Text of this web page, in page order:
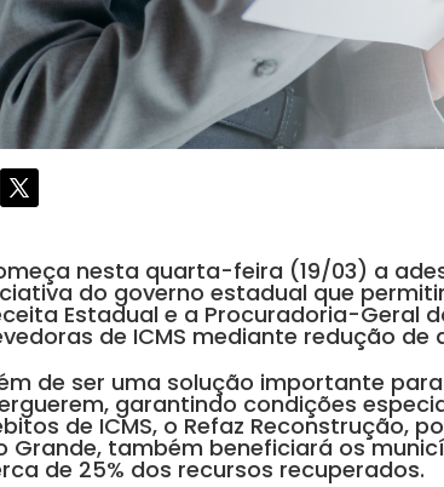
nesta quarta-feira (19/03) a
do governo estadual que
Estadual e a Procuradoria-Geral
de ICMS mediante redução de
de ser uma solução importante
garantindo condições
de ICMS, o Refaz Reconstrução,
Grande, também beneficiará os
de 25% dos recursos recuperados.